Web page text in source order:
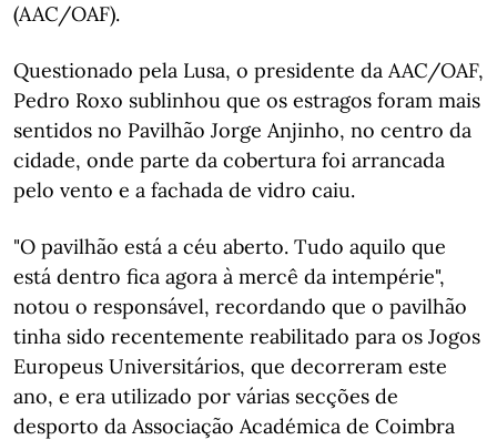
(AAC/OAF).
Questionado pela Lusa, o presidente da AAC/OAF,
Pedro Roxo sublinhou que os estragos foram mais
sentidos no Pavilhão Jorge Anjinho, no centro da
cidade, onde parte da cobertura foi arrancada
pelo vento e a fachada de vidro caiu.
"O pavilhão está a céu aberto. Tudo aquilo que
está dentro fica agora à mercê da intempérie",
notou o responsável, recordando que o pavilhão
tinha sido recentemente reabilitado para os Jogos
Europeus Universitários, que decorreram este
ano, e era utilizado por várias secções de
desporto da Associação Académica de Coimbra